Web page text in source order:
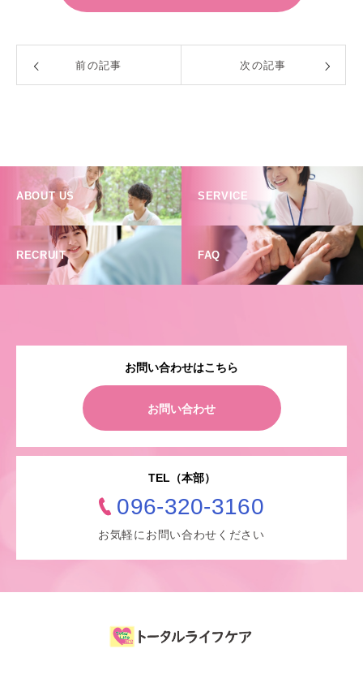
前の記事 次の記事
ABOUT US SERVICE
RECRUIT FAQ
お問い合わせはこちら
お問い合わせ
TEL（本部）
096-320-3160
お気軽にお問い合わせください